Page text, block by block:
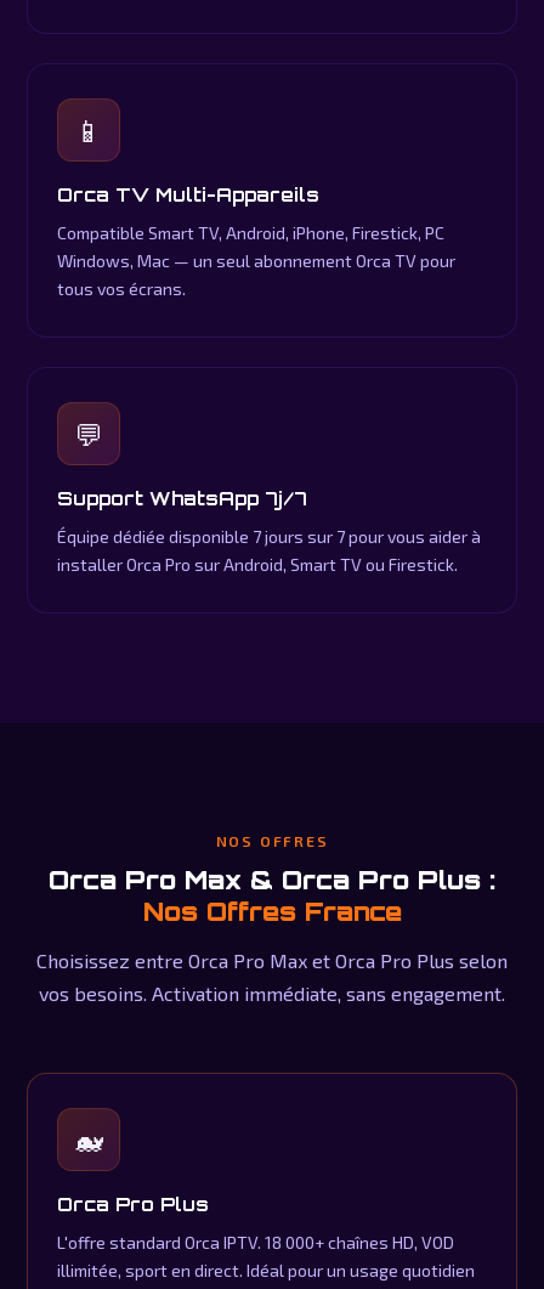
📱
Orca TV Multi-Appareils
Compatible Smart TV, Android, iPhone, Firestick, PC
Windows, Mac — un seul abonnement Orca TV pour
tous vos écrans.
💬
Support WhatsApp 7j/7
Équipe dédiée disponible 7 jours sur 7 pour vous aider à
installer Orca Pro sur Android, Smart TV ou Firestick.
NOS OFFRES
Orca Pro Max & Orca Pro Plus :
Nos Offres France
Choisissez entre Orca Pro Max et Orca Pro Plus selon
vos besoins. Activation immédiate, sans engagement.
🐋
Orca Pro Plus
L'offre standard Orca IPTV. 18 000+ chaînes HD, VOD
illimitée, sport en direct. Idéal pour un usage quotidien